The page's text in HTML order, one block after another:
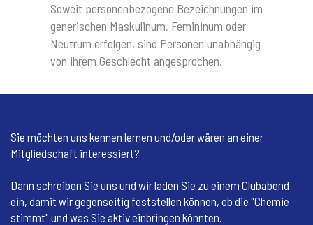
Soweit personenbezogene Bezeichnungen im
generischen Maskulinum, Femininum oder
Neutrum erfolgen, sind Personen unabhängig
von ihrem Geschlecht angesprochen.
Sie möchten uns kennen lernen und/oder wären an einer
Mitgliedschaft interessiert?
Dann schreiben Sie uns und wir laden Sie zu einem Clubabend
ein, damit wir gegenseitig feststellen können, ob die "Chemie
stimmt" und was Sie aktiv einbringen könnten.